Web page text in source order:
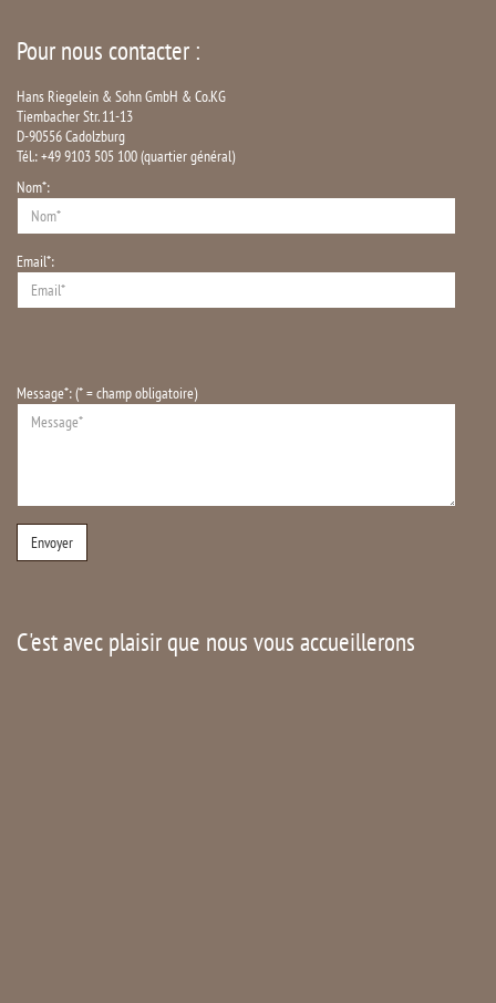
Pour nous contacter :
Hans Riegelein & Sohn GmbH & Co.KG
Tiembacher Str. 11-13
D-90556 Cadolzburg
Tél.: +49 9103 505 100 (quartier général)
Nom*:
Email*:
Message*: (* = champ obligatoire)
C'est avec plaisir que nous vous accueillerons